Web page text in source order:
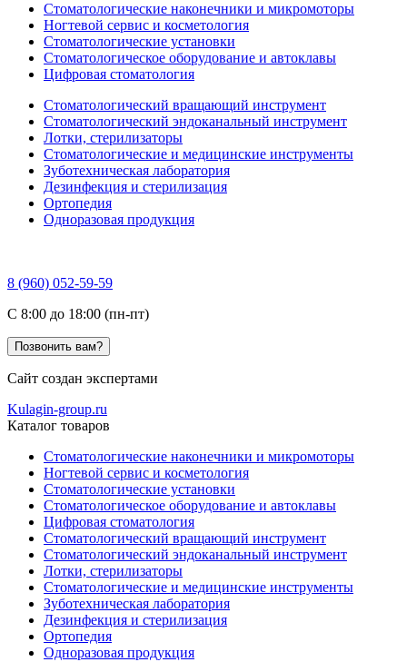
Стоматологические наконечники и микромоторы
Ногтевой сервис и косметология
Стоматологические установки
Стоматологическое оборудование и автоклавы
Цифровая стоматология
Стоматологический вращающий инструмент
Стоматологический эндоканальный инструмент
Лотки, стерилизаторы
Стоматологические и медицинские инструменты
Зуботехническая лаборатория
Дезинфекция и стерилизация
Ортопедия
Одноразовая продукция
8 (960) 052-59-59
C 8:00 до 18:00 (пн-пт)
Позвонить вам?
Сайт создан экспертами
Kulagin-group.ru
Каталог товаров
Стоматологические наконечники и микромоторы
Ногтевой сервис и косметология
Стоматологические установки
Стоматологическое оборудование и автоклавы
Цифровая стоматология
Стоматологический вращающий инструмент
Стоматологический эндоканальный инструмент
Лотки, стерилизаторы
Стоматологические и медицинские инструменты
Зуботехническая лаборатория
Дезинфекция и стерилизация
Ортопедия
Одноразовая продукция